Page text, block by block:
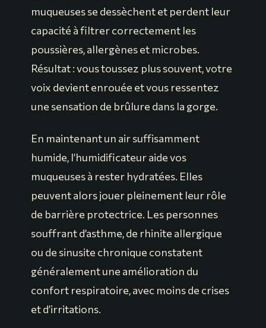
muqueuses se dessèchent et perdent leur
capacité à filtrer correctement les
poussières, allergènes et microbes.
Résultat : vous toussez plus souvent, votre
voix devient enrouée et vous ressentez
une sensation de brûlure dans la gorge.
En maintenant un air suffisamment
humide, l’humidificateur aide vos
muqueuses à rester hydratées. Elles
peuvent alors jouer pleinement leur rôle
de barrière protectrice. Les personnes
souffrant d’asthme, de rhinite allergique
ou de sinusite chronique constatent
généralement une amélioration du
confort respiratoire, avec moins de crises
et d’irritations.